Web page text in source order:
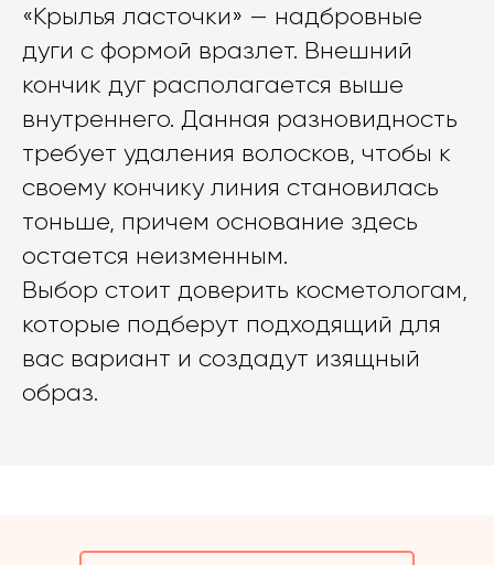
«Крылья ласточки» — надбровные
дуги с формой вразлет. Внешний
кончик дуг располагается выше
внутреннего. Данная разновидность
требует удаления волосков, чтобы к
своему кончику линия становилась
тоньше, причем основание здесь
остается неизменным.
Выбор стоит доверить косметологам,
которые подберут подходящий для
вас вариант и создадут изящный
образ.